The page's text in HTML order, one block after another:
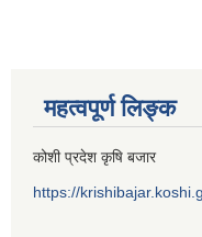
महत्वपूर्ण लिङ्क
कोशी प्रदेश कृषि बजार
https://